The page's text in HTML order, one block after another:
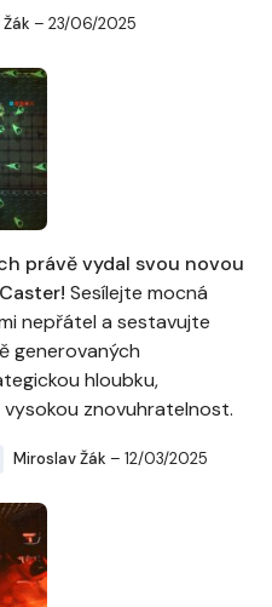
– 23/06/2025
právě vydal svou novou
Sesílejte mocná
nepřátel a sestavujte
generovaných
hloubku,
znovuhratelnost.
Miroslav Žák – 12/03/2025